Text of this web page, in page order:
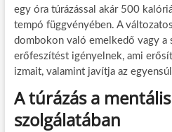
egy óra túrázással akár 500
tempó függvényében. A
dombokon való emelkedő vagy a
erőfeszítést igényelnek, ami
izmait, valamint javítja az
A túrázás a
szolgálatában